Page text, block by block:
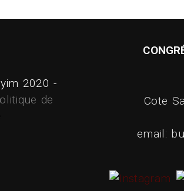
2020 -
de
Cote
email: